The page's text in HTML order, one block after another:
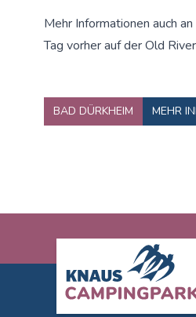
Mehr Informationen auch
Tag vorher auf der Old
BAD DÜRKHEIM MEHR